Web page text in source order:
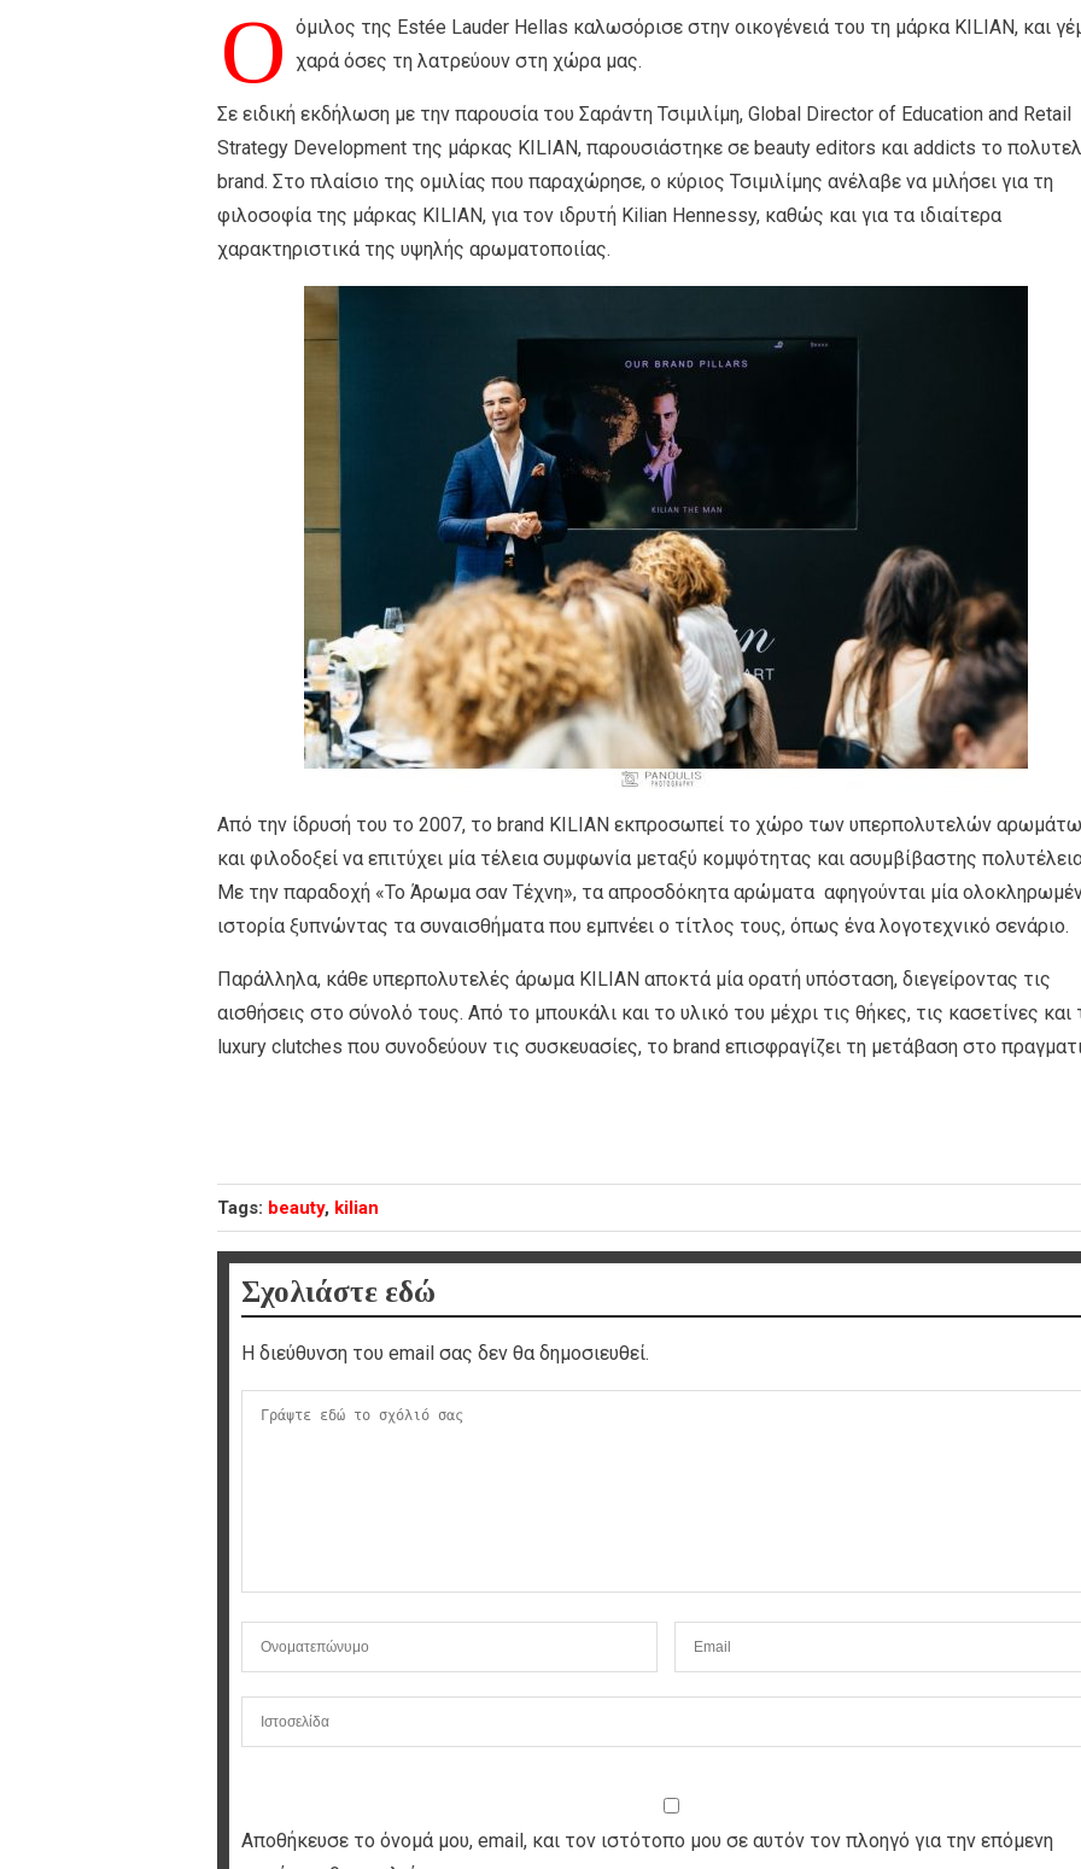
Ο όμιλος της Estée Lauder Hellas καλωσόρισε στην οικογένειά του τη μάρκα KILIAN, και
χαρά όσες τη λατρεύουν στη χώρα μας.
Σε ειδική εκδήλωση με την παρουσία του Σαράντη Τσιμιλίμη, Global Director of Education and Retail
Strategy Development της μάρκας KILIAN, παρουσιάστηκε σε beauty editors και addicts το
brand. Στο πλαίσιο της ομιλίας που παραχώρησε, ο κύριος Τσιμιλίμης ανέλαβε να μιλήσει για τη
φιλοσοφία της μάρκας KILIAN, για τον ιδρυτή Kilian Hennessy, καθώς και για τα ιδιαίτερα
χαρακτηριστικά της υψηλής αρωματοποιίας.
Από την ίδρυσή του το 2007, το brand KILIAN εκπροσωπεί το χώρο των υπερπολυτελών
και φιλοδοξεί να επιτύχει μία τέλεια συμφωνία μεταξύ κομψότητας και ασυμβίβαστης
Με την παραδοχή «Το Άρωμα σαν Τέχνη», τα απροσδόκητα αρώματα αφηγούνται μία
ιστορία ξυπνώντας τα συναισθήματα που εμπνέει ο τίτλος τους, όπως ένα λογοτεχνικό σενάριο.
Παράλληλα, κάθε υπερπολυτελές άρωμα KILIAN αποκτά μία ορατή υπόσταση, διεγείροντας τις
αισθήσεις στο σύνολό τους. Από το μπουκάλι και το υλικό του μέχρι τις θήκες, τις κασετίνες και
luxury clutches που συνοδεύουν τις συσκευασίες, το brand επισφραγίζει τη μετάβαση στο
Tags: beauty, kilian
Σχολιάστε εδώ
Η διεύθυνση του email σας δεν θα δημοσιευθεί.
Αποθήκευσε το όνομά μου, email, και τον ιστότοπο μου σε αυτόν τον πλοηγό για την επόμενη